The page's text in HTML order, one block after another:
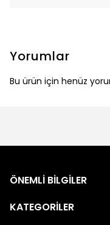
Yorumlar
Bu ürün için henüz
ÖNEMLİ BİLGİLER
KATEGORİLER